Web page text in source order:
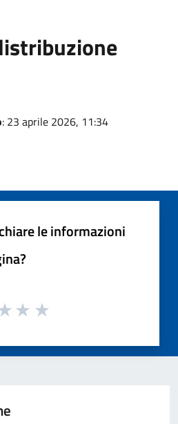
: 23 aprile 2026, 11:34
le informazioni